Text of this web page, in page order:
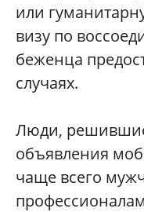
или
визу по
беженца
случаях.
Люди,
объявления
чаще всего